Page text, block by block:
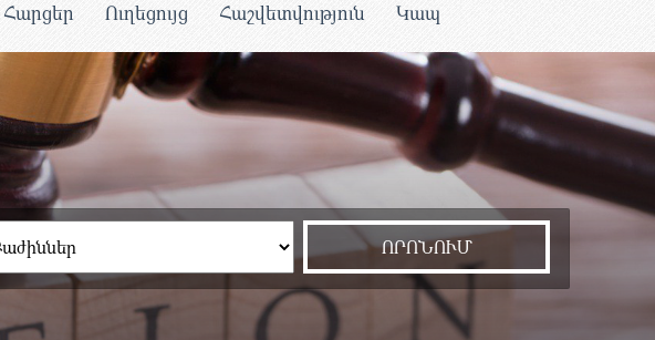
Հարցեր Ուղեցույց Հաշվետվություն Կապ